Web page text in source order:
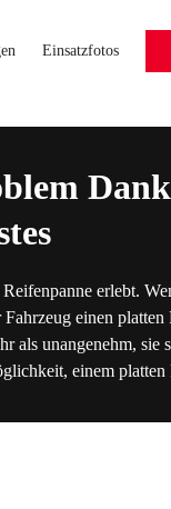
Einsatzfotos
erlebt.
einen
als unangenehm,
einem